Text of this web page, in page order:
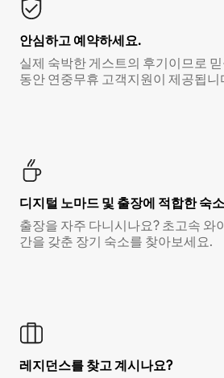
안심하고 예약하세요.
실제 숙박한 게스트의 후기이므로
동안 연중무휴 고객지원이 제공됩니
디지털 노마드 및 출장에 적합한 숙소
출장을 자주 다니시나요? 초고속 와
간을 갖춘 장기 숙소를 찾아보세요.
레지던스를 찾고 계시나요?